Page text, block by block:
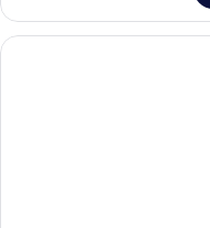
Vierbettzimmer